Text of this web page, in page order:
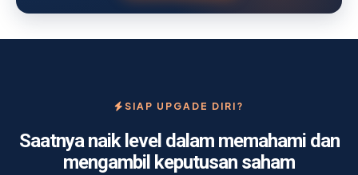
SIAP UPGADE DIRI?
Saatnya naik level dalam memahami dan
mengambil keputusan saham